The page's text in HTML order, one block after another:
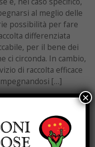
al meglio delle
possibilità per fare
differenziata
per il bene dei
ci circonda. In cambio,
di raccolta efficace
[…]
×